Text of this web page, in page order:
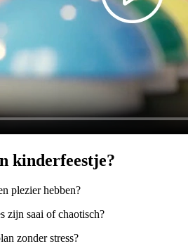
kinderfeestje?
plezier hebben?
zijn saai of chaotisch?
zonder stress?